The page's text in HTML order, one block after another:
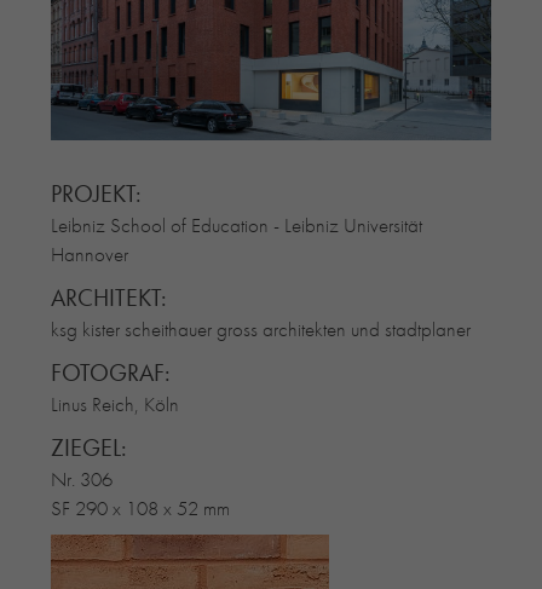
FASSADENPLANUNG (SCHWEIZ)
PRIVATKUNDEN
ÜBER UNS
BLOG
PROJEKT:
Leibniz School of Education - Leibniz Universität
Hannover
ARCHITEKT:
ksg kister scheithauer gross architekten und stadtplaner
FOTOGRAF:
Linus Reich, Köln
ZIEGEL:
Nr. 306
SF 290 x 108 x 52 mm